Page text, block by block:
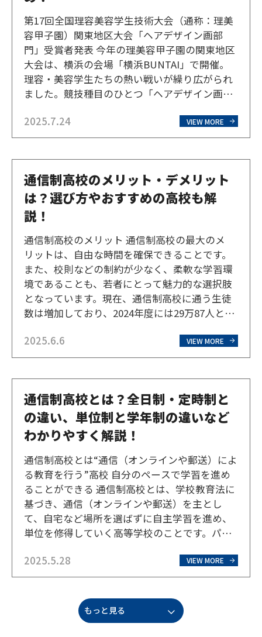
第17回全国理容美容学生技術大会（通称：理美
容甲子園）関東地区大会「ヘアデザイン画部
門」受賞者発表 今年の理美容甲子園の関東地区
大会は、横浜の会場「横浜BUNTAI」で開催。
理容・美容学生たちの熱い戦いが繰り広がられ
ました。競技種目のひとつ「ヘアデザイン画部
校（通称：横芸）ではこれまで美容師コースの
生徒が取り組んでいましたが、今年は美術コー
2025.7.24 VIEW MORE
通信制高校のメリット・デメリット
は？選び方やおすすめの高校も解
説！
通信制高校のメリット 通信制高校の最大のメ
リットは、自由な時間を確保できることです。
また、校則などの制約が少なく、柔軟な学習環
境であることも、若者にとって魅力的な選択肢
となっています。現在、通信制高校に通う生徒
数は増加しており、2024年度には29万87人とな
ている計算で、これは過去最高人数です。時代
に合わせた多様なニーズに対応した学校が増え
2025.6.6 VIEW MORE
通信制高校とは？全日制・定時制と
の違い、単位制と学年制の違いなど
わかりやすく解説！
通信制高校とは“通信（オンラインや郵送）によ
る教育を行う”高校 自分のペースで学習を進め
ることができる 通信制高校とは、学校教育法に
基づき、通信（オンラインや郵送）を主とし
て、自宅など場所を選ばずに自主学習を進め、
単位を修得していく高等学校のことです。パソ
でも自分のペースで学習を進めることができる
ため、全日制・定時制とは異なる学習方法と
2025.5.28 VIEW MORE
もっと見る